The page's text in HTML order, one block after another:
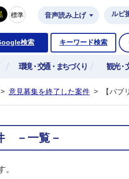
標準 音声読み上げ ルビ
検索 キーワード検索
環境・交通・まちづくり 観光・
> 意見募集を終了した案件 > 【パ
－一覧－